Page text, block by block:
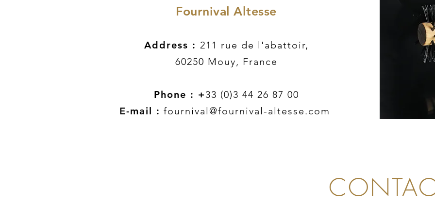
Fournival Altesse
Address : 211 rue de l'abattoir,
60250 Mouy, France
Phone : +33 (0)3 44 26 87 00
E-mail : fournival@fournival-altesse.com